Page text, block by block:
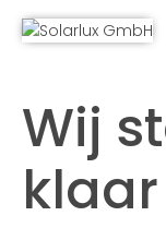
Wij
klaar